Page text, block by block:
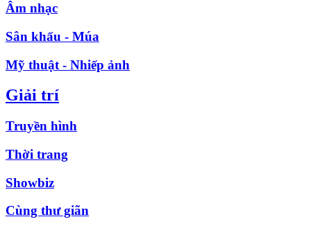
Âm nhạc
Sân khấu - Múa
Mỹ thuật - Nhiếp ảnh
Giải trí
Truyền hình
Thời trang
Showbiz
Cùng thư giãn